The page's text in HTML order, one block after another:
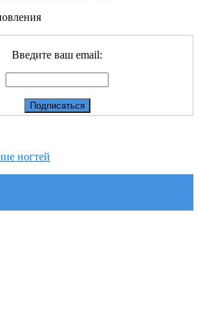
Введите ваш email:
ногтей